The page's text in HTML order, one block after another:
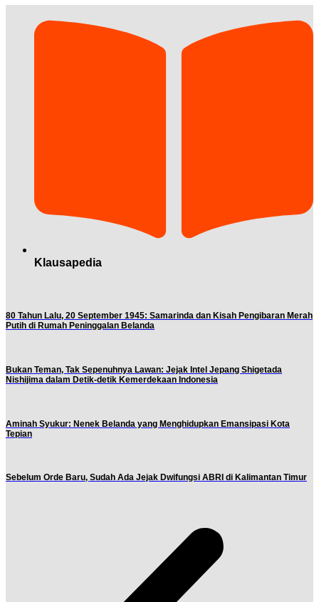
Klausapedia
80 Tahun Lalu, 20 September 1945: Samarinda dan Kisah Pengibaran Merah
Putih di Rumah Peninggalan Belanda
Bukan Teman, Tak Sepenuhnya Lawan: Jejak Intel Jepang Shigetada
Nishijima dalam Detik-detik Kemerdekaan Indonesia
Aminah Syukur: Nenek Belanda yang Menghidupkan Emansipasi Kota
Tepian
Sebelum Orde Baru, Sudah Ada Jejak Dwifungsi ABRI di Kalimantan Timur